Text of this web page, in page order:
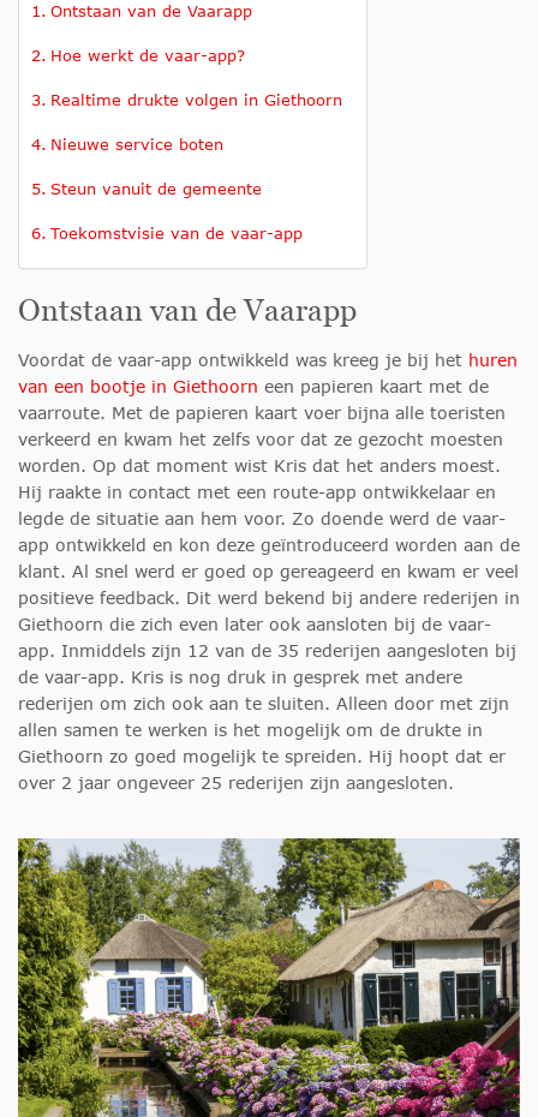
Ontstaan van de Vaarapp
Hoe werkt de vaar-app?
Realtime drukte volgen in Giethoorn
Nieuwe service boten
Steun vanuit de gemeente
Toekomstvisie van de vaar-app
Ontstaan van de Vaarapp
Voordat de vaar-app ontwikkeld was kreeg je bij het huren
van een bootje in Giethoorn een papieren kaart met de
vaarroute. Met de papieren kaart voer bijna alle toeristen
verkeerd en kwam het zelfs voor dat ze gezocht moesten
worden. Op dat moment wist Kris dat het anders moest.
Hij raakte in contact met een route-app ontwikkelaar en
legde de situatie aan hem voor. Zo doende werd de vaar-
app ontwikkeld en kon deze geïntroduceerd worden aan de
klant. Al snel werd er goed op gereageerd en kwam er veel
positieve feedback. Dit werd bekend bij andere rederijen in
Giethoorn die zich even later ook aansloten bij de vaar-
app. Inmiddels zijn 12 van de 35 rederijen aangesloten bij
de vaar-app. Kris is nog druk in gesprek met andere
rederijen om zich ook aan te sluiten. Alleen door met zijn
allen samen te werken is het mogelijk om de drukte in
Giethoorn zo goed mogelijk te spreiden. Hij hoopt dat er
over 2 jaar ongeveer 25 rederijen zijn aangesloten.